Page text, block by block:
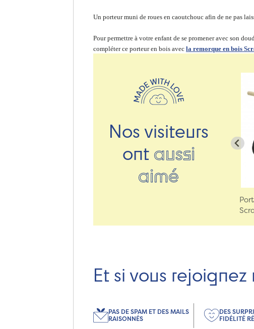
Un porteur muni de roues en caoutchouc afin de ne pas
Pour permettre à votre enfant de se promener avec son
compléter ce porteur en bois avec la remorque en bois
Nos visiteurs
ont aussi
aimé
Et si vous
PAS DE SPAM ET DES MAILS
RAISONNÉS
DES
FIDÉLITÉ